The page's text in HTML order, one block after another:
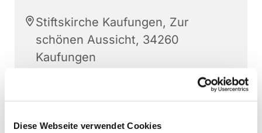
Diese Webseite verwendet Cookies
Stiftskirche Kaufungen, Zur
schönen Aussicht, 34260
Kaufungen
(Liturgie und Predigt), Hanna
Charlotte Witzmann (Sopran),